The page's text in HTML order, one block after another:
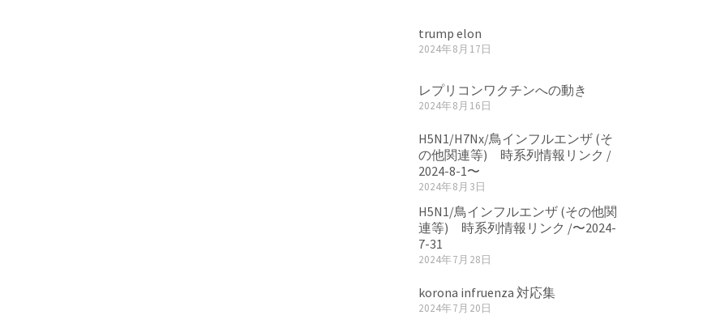
trump elon
2024年8月17日
レプリコンワクチンへの動き
2024年8月16日
H5N1/H7Nx/鳥インフルエンザ (そ
の他関連等) 時系列情報リンク /
2024-8-1〜
2024年8月3日
H5N1/鳥インフルエンザ (その他関
連等) 時系列情報リンク /〜2024-
7-31
2024年7月28日
korona infruenza 対応集
2024年7月20日